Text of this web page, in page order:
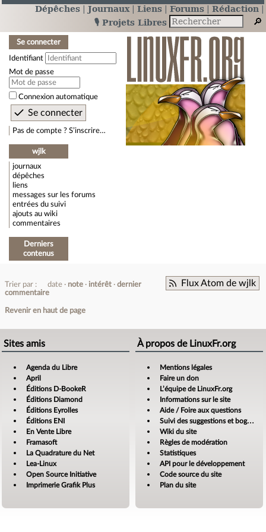
Dépêches Journaux Liens Forums
Rédaction
🎙️ Projets Libres
Se connecter
Identifiant
Mot de passe
Connexion automatique
Pas de compte ? S’inscrire…
wjlk
journaux
dépêches
liens
messages sur les forums
entrées du suivi
ajouts au wiki
commentaires
Derniers
contenus
Flux Atom de wjlk
Trier par : date note intérêt
dernier
commentaire
Revenir en haut de page
Sites amis
Agenda du Libre
April
Éditions D-BookeR
Éditions Diamond
Éditions Eyrolles
Éditions ENI
En Vente Libre
Framasoft
La Quadrature du Net
Lea-Linux
Open Source Initiative
Imprimerie Grafik Plus
À propos de LinuxFr.org
Mentions légales
Faire un don
L’équipe de LinuxFr.org
Informations sur le site
Aide / Foire aux questions
Suivi des suggestions et bogues
Wiki du site
Règles de modération
Statistiques
API pour le développement
Code source du site
Plan du site